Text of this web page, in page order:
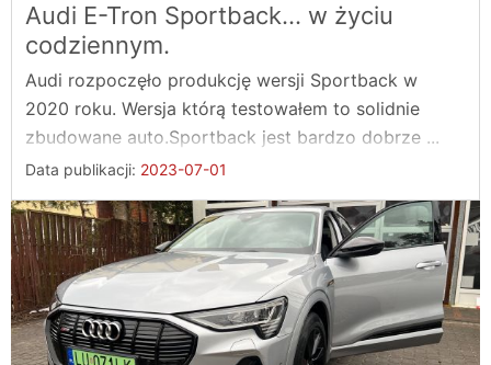
Audi E-Tron Sportback... w życiu
codziennym.
Audi rozpoczęło produkcję wersji Sportback w
2020 roku. Wersja którą testowałem to solidnie
zbudowane auto.Sportback jest bardzo dobrze ...
Data publikacji: 2023-07-01